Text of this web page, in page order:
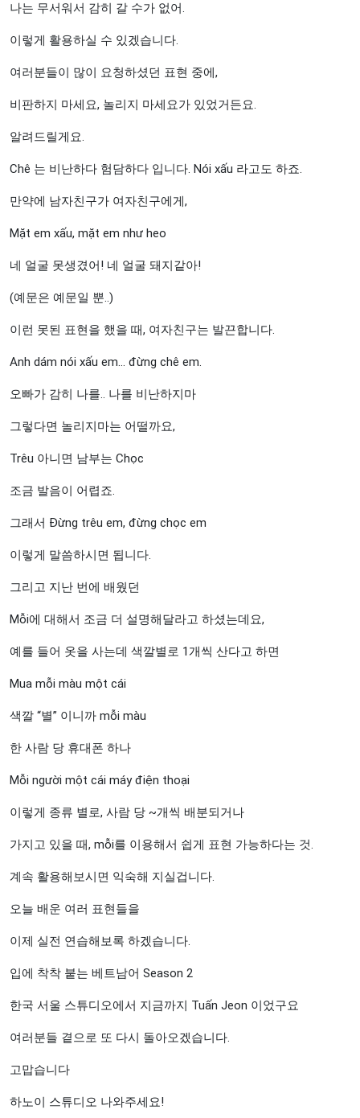
나는 무서워서 감히 갈 수가 없어.
이렇게 활용하실 수 있겠습니다.
여러분들이 많이 요청하셨던 표현 중에,
비판하지 마세요, 놀리지 마세요가 있었거든요.
알려드릴게요.
Chê 는 비난하다 험담하다 입니다. Nói xấu 라고도 하죠.
만약에 남자친구가 여자친구에게,
Mặt em xấu, mặt em như heo
네 얼굴 못생겼어! 네 얼굴 돼지같아!
(예문은 예문일 뿐..)
이런 못된 표현을 했을 때, 여자친구는 발끈합니다.
Anh dám nói xấu em… đừng chê em.
오빠가 감히 나를.. 나를 비난하지마
그렇다면 놀리지마는 어떨까요,
Trêu 아니면 남부는 Chọc
조금 발음이 어렵죠.
그래서 Đừng trêu em, đừng chọc em
이렇게 말씀하시면 됩니다.
그리고 지난 번에 배웠던
Mỗi에 대해서 조금 더 설명해달라고 하셨는데요,
예를 들어 옷을 사는데 색깔별로 1개씩 산다고 하면
Mua mỗi màu một cái
색깔 “별” 이니까 mỗi màu
한 사람 당 휴대폰 하나
Mỗi người một cái máy điện thoại
이렇게 종류 별로, 사람 당 ~개씩 배분되거나
가지고 있을 때, mỗi를 이용해서 쉽게 표현 가능하다는 것.
계속 활용해보시면 익숙해 지실겁니다.
오늘 배운 여러 표현들을
이제 실전 연습해보록 하겠습니다.
입에 착착 붙는 베트남어 Season 2
한국 서울 스튜디오에서 지금까지 Tuấn Jeon 이었구요
여러분들 곁으로 또 다시 돌아오겠습니다.
고맙습니다
하노이 스튜디오 나와주세요!